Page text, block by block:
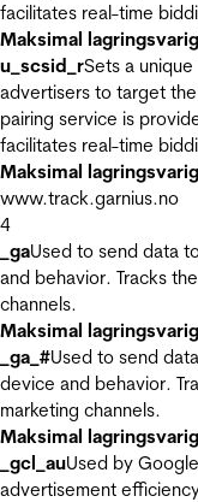
facilitates real-time
Maksimal
u_scsid_rSets a
advertisers to target
pairing service is
facilitates real-time
Maksimal
www.track.garnius.no
4
_gaUsed to send data
and behavior. Tracks
channels.
Maksimal
_ga_#Used to send
device and behavior.
marketing channels.
Maksimal
_gcl_auUsed by
advertisement